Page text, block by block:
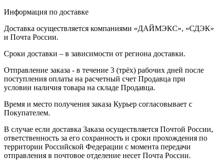
Информация по доставке
Доставка осуществляется компаниями «ДАЙМЭКС», «СДЭК»
и Почта России.
Сроки доставки – в зависимости от региона доставки.
Отправление заказа - в течение 3 (трёх) рабочих дней после
поступления оплаты на расчетный счет Продавца при
условии наличия товара на складе Продавца.
Время и место получения заказа Курьер согласовывает с
Покупателем.
В случае если доставка Заказа осуществляется Почтой России,
ответственность за его сохранность и сроки прохождения по
территории Российской Федерации с момента передачи
отправления в почтовое отделение несет Почта России.